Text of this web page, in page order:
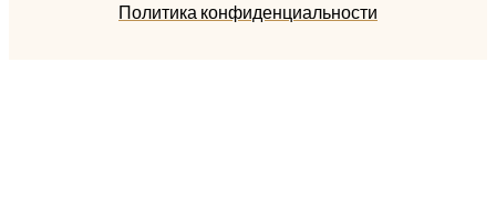
Политика конфиденциальности